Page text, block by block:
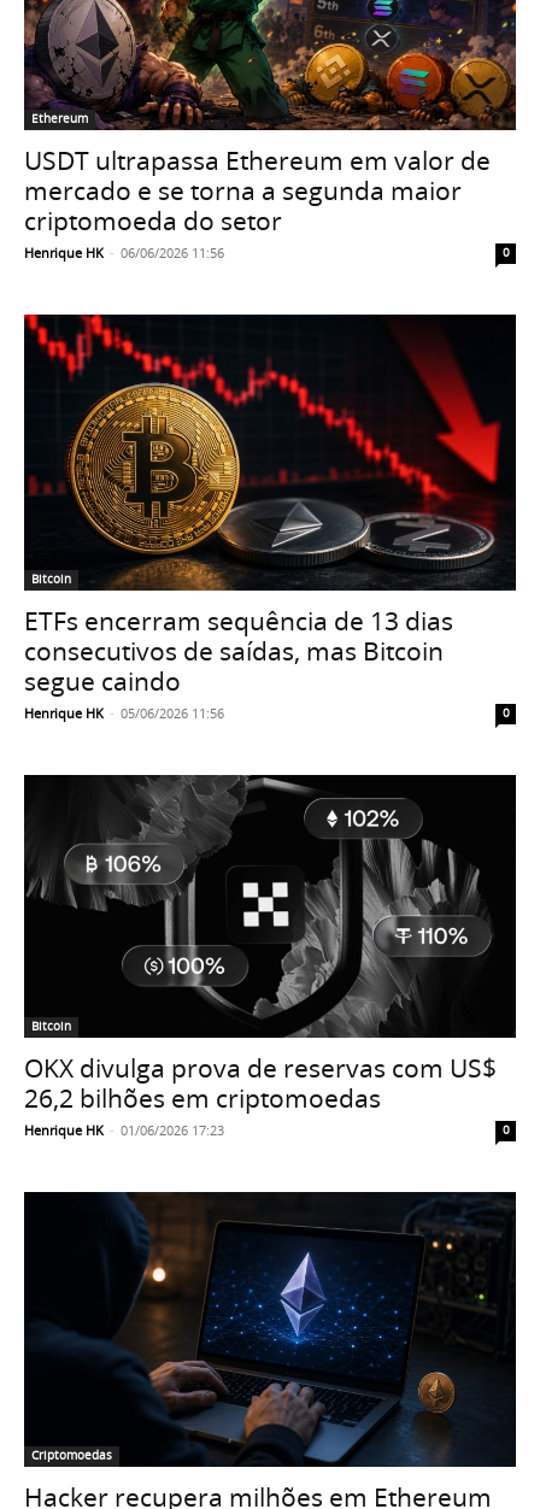
Ethereum
USDT ultrapassa Ethereum em valor de
mercado e se torna a segunda maior
criptomoeda do setor
Henrique HK - 06/06/2026 11:56 0
Bitcoin
ETFs encerram sequência de 13 dias
consecutivos de saídas, mas Bitcoin
segue caindo
Henrique HK - 05/06/2026 11:56 0
Bitcoin
OKX divulga prova de reservas com US$
26,2 bilhões em criptomoedas
Henrique HK - 01/06/2026 17:23 0
Criptomoedas
Hacker recupera milhões em Ethereum